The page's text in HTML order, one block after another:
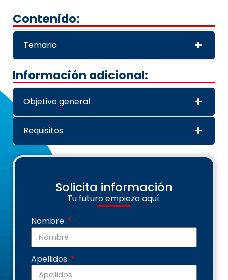
Contenido:
Temario
Información adicional:
Objetivo general
Requisitos
Solicita información
Tu futuro empieza aquí.
Nombre
Apellidos